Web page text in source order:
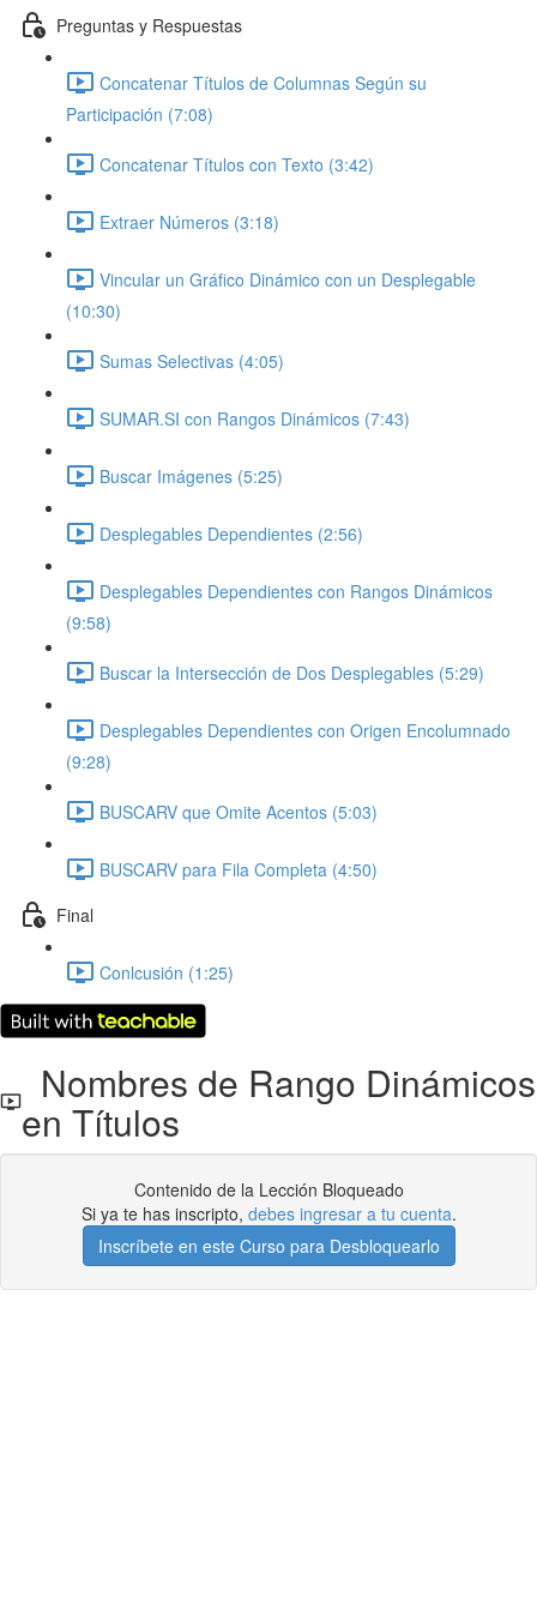
Preguntas y Respuestas
Concatenar Títulos de Columnas Según su
Participación (7:08)
Concatenar Títulos con Texto (3:42)
Extraer Números (3:18)
Vincular un Gráfico Dinámico con un Desplegable
(10:30)
Sumas Selectivas (4:05)
SUMAR.SI con Rangos Dinámicos (7:43)
Buscar Imágenes (5:25)
Desplegables Dependientes (2:56)
Desplegables Dependientes con Rangos Dinámicos
(9:58)
Buscar la Intersección de Dos Desplegables (5:29)
Desplegables Dependientes con Origen Encolumnado
(9:28)
BUSCARV que Omite Acentos (5:03)
BUSCARV para Fila Completa (4:50)
Final
Conlcusión (1:25)
Nombres de Rango Dinámicos
en Títulos
Contenido de la Lección Bloqueado
Si ya te has inscripto, debes ingresar a tu cuenta.
Inscríbete en este Curso para Desbloquearlo